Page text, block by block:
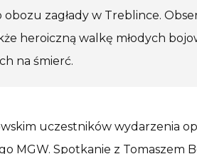
zagłady w Treblince.
heroiczną walkę młodych
na śmierć.
uczestników wydarzenia
MGW. Spotkanie z Tomaszem